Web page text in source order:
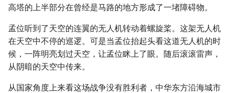
高塔的上半部分在曾经是马路的地方形成了一堵障碍物。
孟位听到了天空的连翼的无人机转动着螺旋桨。这架无人机
在天空中不停的巡逻。可是当孟位抬起头看这道无人机的时
候，一阵明亮划过天空，让孟位眯上了眼。随后滚滚雷声，
从阴暗的天空中传来。
从国家角度上来看这场战争没有胜利者，中华东方沿海城市